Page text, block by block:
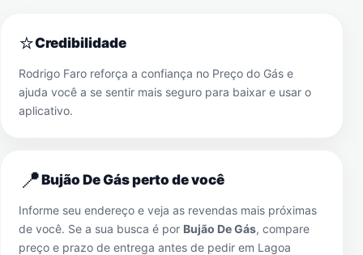
⭐Credibilidade
Rodrigo Faro reforça a confiança no Preço do Gás e
ajuda você a se sentir mais seguro para baixar e usar o
aplicativo.
📍Bujão De Gás perto de você
Informe seu endereço e veja as revendas mais próximas
de você. Se a sua busca é por Bujão De Gás, compare
preço e prazo de entrega antes de pedir em Lagoa